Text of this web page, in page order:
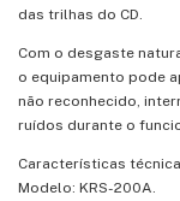
das trilhas do CD.
Com o desgaste
o equipamento pode
não reconhecido,
ruídos durante o
Características
Modelo: KRS-200A.